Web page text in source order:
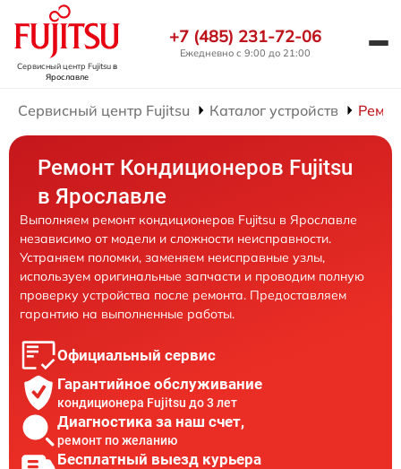
Сервисный центр Fujitsuв
Ярославле
+7 (485) 231-72-06
Ежедневно с 9:00 до 21:00
Сервисный центр Fujitsu Каталог устройств
Ремонт Кондиционеров Fujitsu
в Ярославле
Выполняем ремонт кондиционеров Fujitsu в Ярославле
независимо от модели и сложности неисправности.
Устраняем поломки, заменяем неисправные узлы,
используем оригинальные запчасти и проводим полную
проверку устройства после ремонта. Предоставляем
гарантию на выполненные работы.
Официальный сервис
Гарантийное обслуживание
кондиционера Fujitsu до 3 лет
Диагностика за наш счет,
ремонт по желанию
Бесплатный выезд курьера